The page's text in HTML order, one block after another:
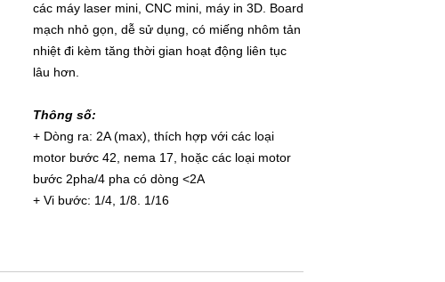
các máy laser mini, CNC mini, máy in 3D. Board
mạch nhỏ gọn, dễ sử dụng, có miếng nhôm tản
nhiệt đi kèm tăng thời gian hoạt động liên tục
lâu hơn.
Thông số:
+ Dòng ra: 2A (max), thích hợp với các loại
motor bước 42, nema 17, hoặc các loại motor
bước 2pha/4 pha có dòng <2A
+ Vi bước: 1/4, 1/8. 1/16